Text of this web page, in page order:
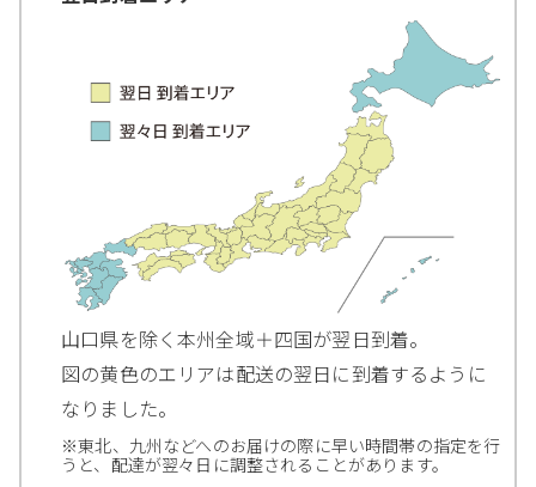
山口県を除く本州全域＋四国が翌日到着。
図の黄色のエリアは配送の翌日に到着するように
なりました。
※東北、九州などへのお届けの際に早い時間帯の指定を行
うと、配達が翌々日に調整されることがあります。